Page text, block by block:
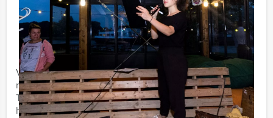
Speurtocht Brunch Nijmegen
Vanaf€ 52,50 p.p. excl. BTW
Vanaf 12 personen ‐ 4 uur en 30 minuten
Vandaag doen we een speurtocht en brunch tegelijk,
met de Speurtocht Brunch in Nijmegen, van Holland
Tour Guides. We beginnen deze middag met een
heerlijk voorgerecht in ...